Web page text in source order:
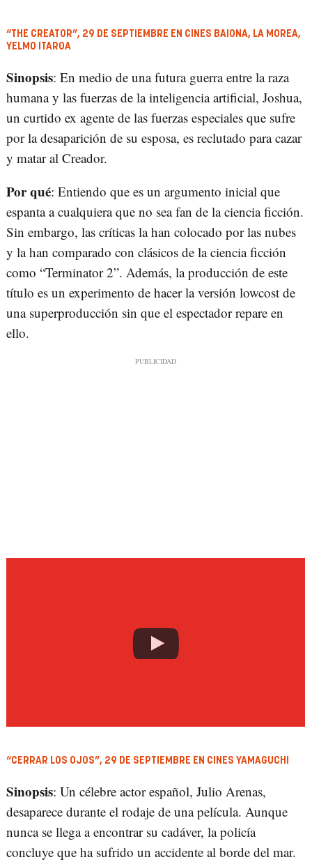
“THE CREATOR”, 29 DE SEPTIEMBRE EN CINES BAIONA, LA MOREA,
YELMO ITAROA
Sinopsis: En medio de una futura guerra entre la raza
humana y las fuerzas de la inteligencia artificial, Joshua,
un curtido ex agente de las fuerzas especiales que sufre
por la desaparición de su esposa, es reclutado para cazar
y matar al Creador.
Por qué: Entiendo que es un argumento inicial que
espanta a cualquiera que no sea fan de la ciencia ficción.
Sin embargo, las críticas la han colocado por las nubes
y la han comparado con clásicos de la ciencia ficción
como “Terminator 2”. Además, la producción de este
título es un experimento de hacer la versión lowcost de
una superproducción sin que el espectador repare en
ello.
“CERRAR LOS OJOS”, 29 DE SEPTIEMBRE EN CINES YAMAGUCHI
Sinopsis: Un célebre actor español, Julio Arenas,
desaparece durante el rodaje de una película. Aunque
nunca se llega a encontrar su cadáver, la policía
concluye que ha sufrido un accidente al borde del mar.